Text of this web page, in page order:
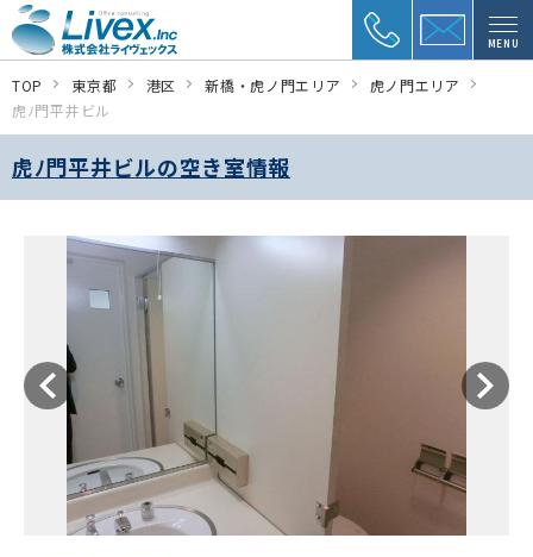
MENU
TOP 東京都 港区 新橋・虎ノ門エリア
虎ノ門エリア
虎ﾉ門平井ビル
虎ﾉ門平井ビルの空き室情報